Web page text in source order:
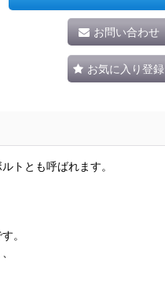
お問い合わせ
お気に入り登録
トとも呼ばれます。
。